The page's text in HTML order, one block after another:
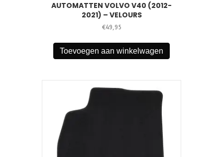
AUTOMATTEN VOLVO V40 (2012-
2021) – VELOURS
€49,95
Toevoegen aan winkelwagen